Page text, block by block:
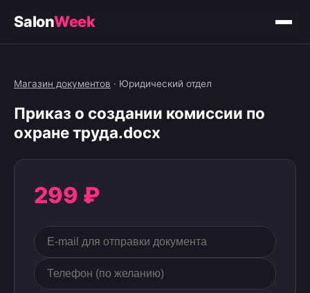
SalonWeek
Магазин документов · Юридический отдел
Приказ о создании комиссии по
охране труда.docx
299 ₽